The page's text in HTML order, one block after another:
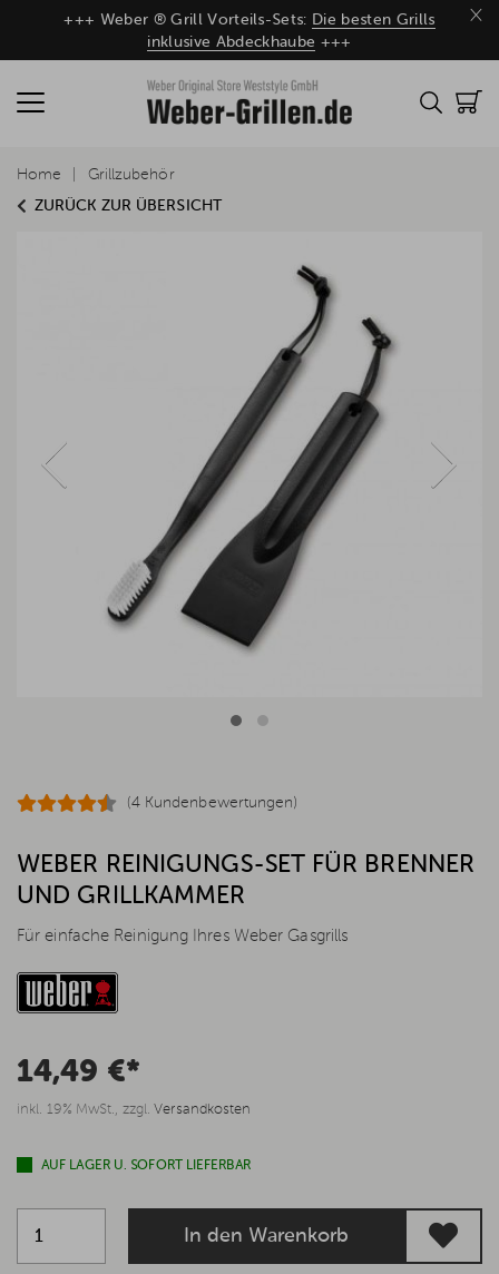
×
+++ Weber ® Grill Vorteils-Sets: Die besten Grills
inklusive Abdeckhaube +++
ZURÜCK ZUR ÜBERSICHT
Home Grillzubehör
(4 Kundenbewertungen)
WEBER REINIGUNGS-SET FÜR BRENNER
UND GRILLKAMMER
Für einfache Reinigung Ihres Weber Gasgrills
14,49 €*
inkl. 19% MwSt., zzgl.Versandkosten
AUF LAGER U. SOFORT LIEFERBAR
In den Warenkorb